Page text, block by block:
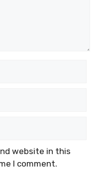
website in this
I comment.